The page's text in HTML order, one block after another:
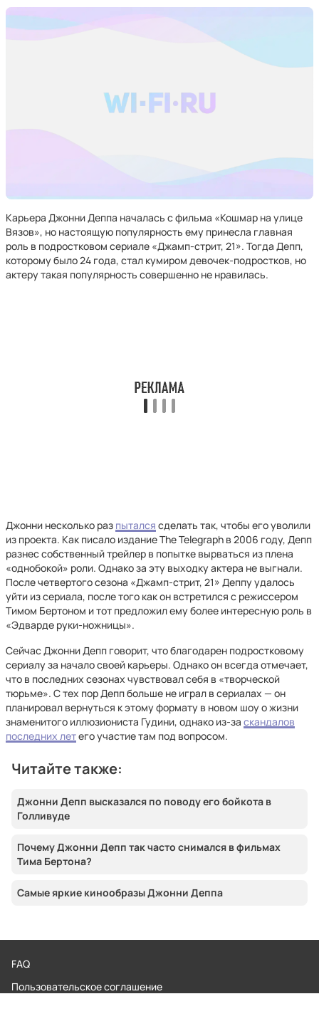
Карьера Джонни Деппа началась с фильма «Кошмар на улице
Вязов», но настоящую популярность ему принесла главная
роль в подростковом сериале «Джамп-стрит, 21». Тогда Депп,
которому было 24 года, стал кумиром девочек-подростков, но
актеру такая популярность совершенно не нравилась.
Джонни несколько раз пытался сделать так, чтобы его уволили
из проекта. Как писало издание The Telegraph в 2006 году, Депп
разнес собственный трейлер в попытке вырваться из плена
«однобокой» роли. Однако за эту выходку актера не выгнали.
После четвертого сезона «Джамп-стрит, 21» Деппу удалось
уйти из сериала, после того как он встретился с режиссером
Тимом Бертоном и тот предложил ему более интересную роль в
«Эдварде руки-ножницы».
Сейчас Джонни Депп говорит, что благодарен подростковому
сериалу за начало своей карьеры. Однако он всегда отмечает,
что в последних сезонах чувствовал себя в «творческой
тюрьме». С тех пор Депп больше не играл в сериалах — он
планировал вернуться к этому формату в новом шоу о жизни
знаменитого иллюзиониста Гудини, однако из-за скандалов
последних летего участие там под вопросом.
Читайте также:
Джонни Депп высказался по поводу его бойкота в
Голливуде
Почему Джонни Депп так часто снимался в фильмах
Тима Бертона?
Самые яркие кинообразы Джонни Деппа
FAQ
Пользовательское соглашение